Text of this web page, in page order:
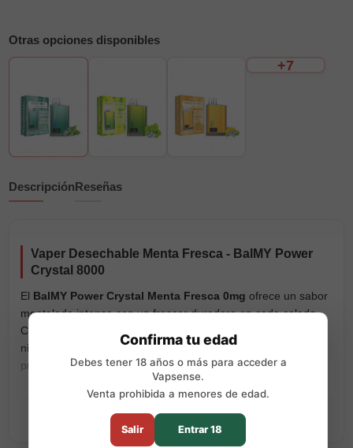
Otras opciones disponibles
+7
DescripciónReseñas
Vaper Desechable Menta Fresca - BalMY Power
Crystal 8000
El BalMY Power Crystal Menta Fresca 0mg ofrece un sabor
mentolado intenso con un frescor duradero en cada calada.
Con hasta 8000 inhalaciones, este vaper desechable sin
nicotina es ideal para quienes buscan una experiencia
prolongada, refrescante y libre de adicción.
mesh coil avanzadamantiene el sabor constante y el vapor
recargable de 500 mAh con carga por USB-C y un depósito
prellenado con 12 ml de e-liquid, garantizando un rendimiento
Confirma tu edad
Debes tener 18 años o más para acceder a
Vapsense.
Venta prohibida a menores de edad.
Salir Entrar 18